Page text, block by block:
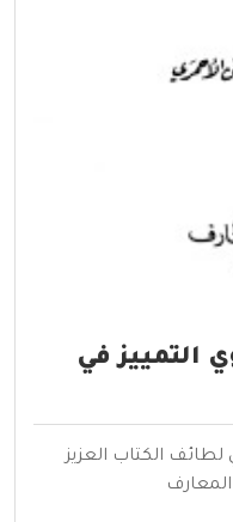
التمييز في
الكتاب العزيز